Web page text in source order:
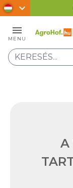
chevron_right
menu
MENU
A